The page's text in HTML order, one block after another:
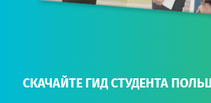
СКАЧАЙТЕ ГИД СТУДЕНТА